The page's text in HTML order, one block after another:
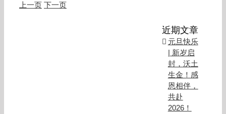
上一页 下一页
近期文章
元旦快乐
| 新岁启
封，沃土
生金！感
恩相伴，
共赴
2026！